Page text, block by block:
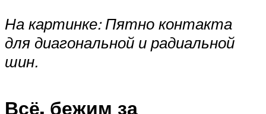
На картинке: Пятно контакта
для диагональной и радиальной
шин.
Всё, бежим за